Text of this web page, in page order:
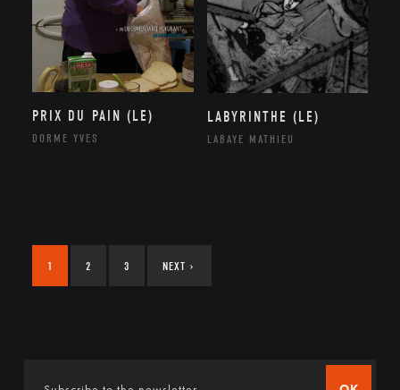
PRIX DU PAIN (LE)
DORME YVES
LABYRINTHE (LE)
LABAYE MATHIEU
1 2 3 NEXT ›